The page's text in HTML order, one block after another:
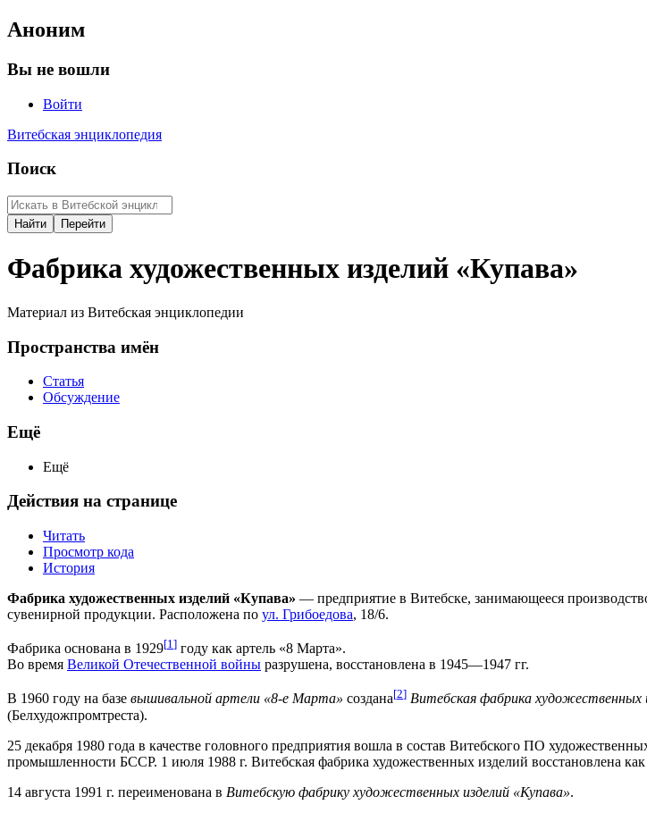
Аноним
Вы не вошли
Войти
Витебская энциклопедия
Поиск
Фабрика художественных изделий «Купава»
Материал из Витебская энциклопедии
Пространства имён
Статья
Обсуждение
Ещё
Ещё
Действия на странице
Читать
Просмотр кода
История
Фабрика художественных изделий «Купава» — предприятие в Витебске, занимающееся
сувенирной продукции. Расположена по ул. Грибоедова, 18/6.
Фабрика основана в 1929[1] году как артель «8 Марта».
Во время Великой Отечественной войны разрушена, восстановлена в 1945—1947 гг.
В 1960 году на базе вышивальной артели «8-е Марта» создана[2] Витебская фабрика художественных
(Белхудожпромтреста).
25 декабря 1980 года в качестве головного предприятия вошла в состав Витебского ПО
промышленности БССР. 1 июля 1988 г. Витебская фабрика художественных изделий восстановлена как
14 августа 1991 г. переименована в Витебскую фабрику художественных изделий «Купава».